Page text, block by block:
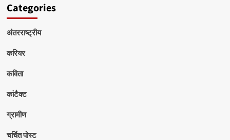
Categories
अंतरराष्ट्रीय
करियर
कविता
कांटैक्ट
ग्रामीण
चर्चित पोस्ट